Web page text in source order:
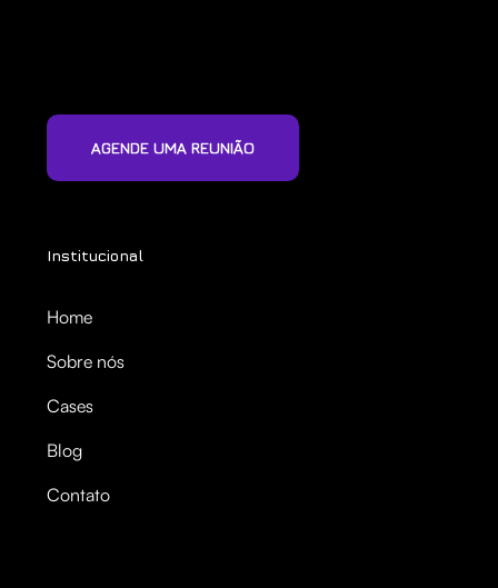
AGENDE UMA REUNIÃO
Institucional
Home
Sobre nós
Cases
Blog
Contato